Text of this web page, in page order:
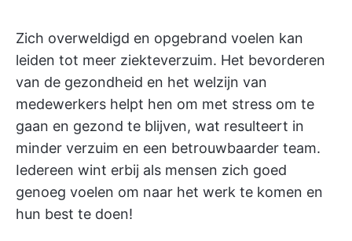
Zich overweldigd en opgebrand voelen kan
leiden tot meer ziekteverzuim. Het bevorderen
van de gezondheid en het welzijn van
medewerkers helpt hen om met stress om te
gaan en gezond te blijven, wat resulteert in
minder verzuim en een betrouwbaarder team.
Iedereen wint erbij als mensen zich goed
genoeg voelen om naar het werk te komen en
hun best te doen!